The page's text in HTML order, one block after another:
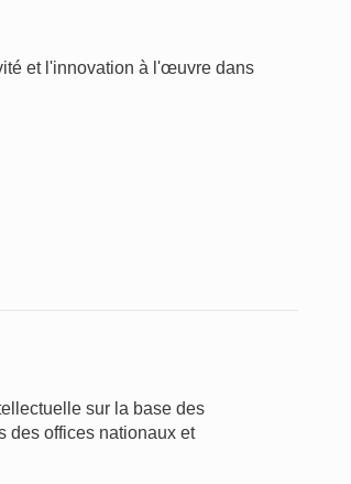
et l'innovation à l'œuvre dans
sur la base des
des offices nationaux et